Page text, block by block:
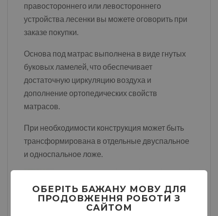
правостороннего или левостороннего
устройства лесенки вы можете оговорить при
заказе покупки.
Основа под матрас выполнена в виде гнутых
буковых ламелей, что обеспечивает
достаточную циркуляцию воздуха и
дополнение ортопедических свойств
матрасов.
При необходимости конструкция может быть
трансформирована в отдельные двуспальное
и односпальное ложе.
ОБЕРІТЬ БАЖАНУ МОВУ ДЛЯ
ПРОДОВЖЕННЯ РОБОТИ З
САЙТОМ